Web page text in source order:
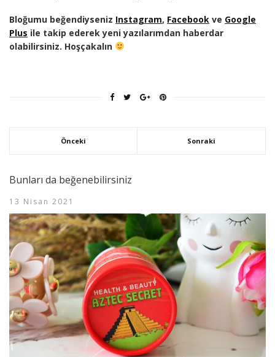
Bloğumu beğendiyseniz Instagram, Facebook ve Google
Plus ile takip ederek yeni yazılarımdan haberdar
olabilirsiniz. Hoşçakalın
Önceki Sonraki
Bunları da beğenebilirsiniz
13 Nisan 2021